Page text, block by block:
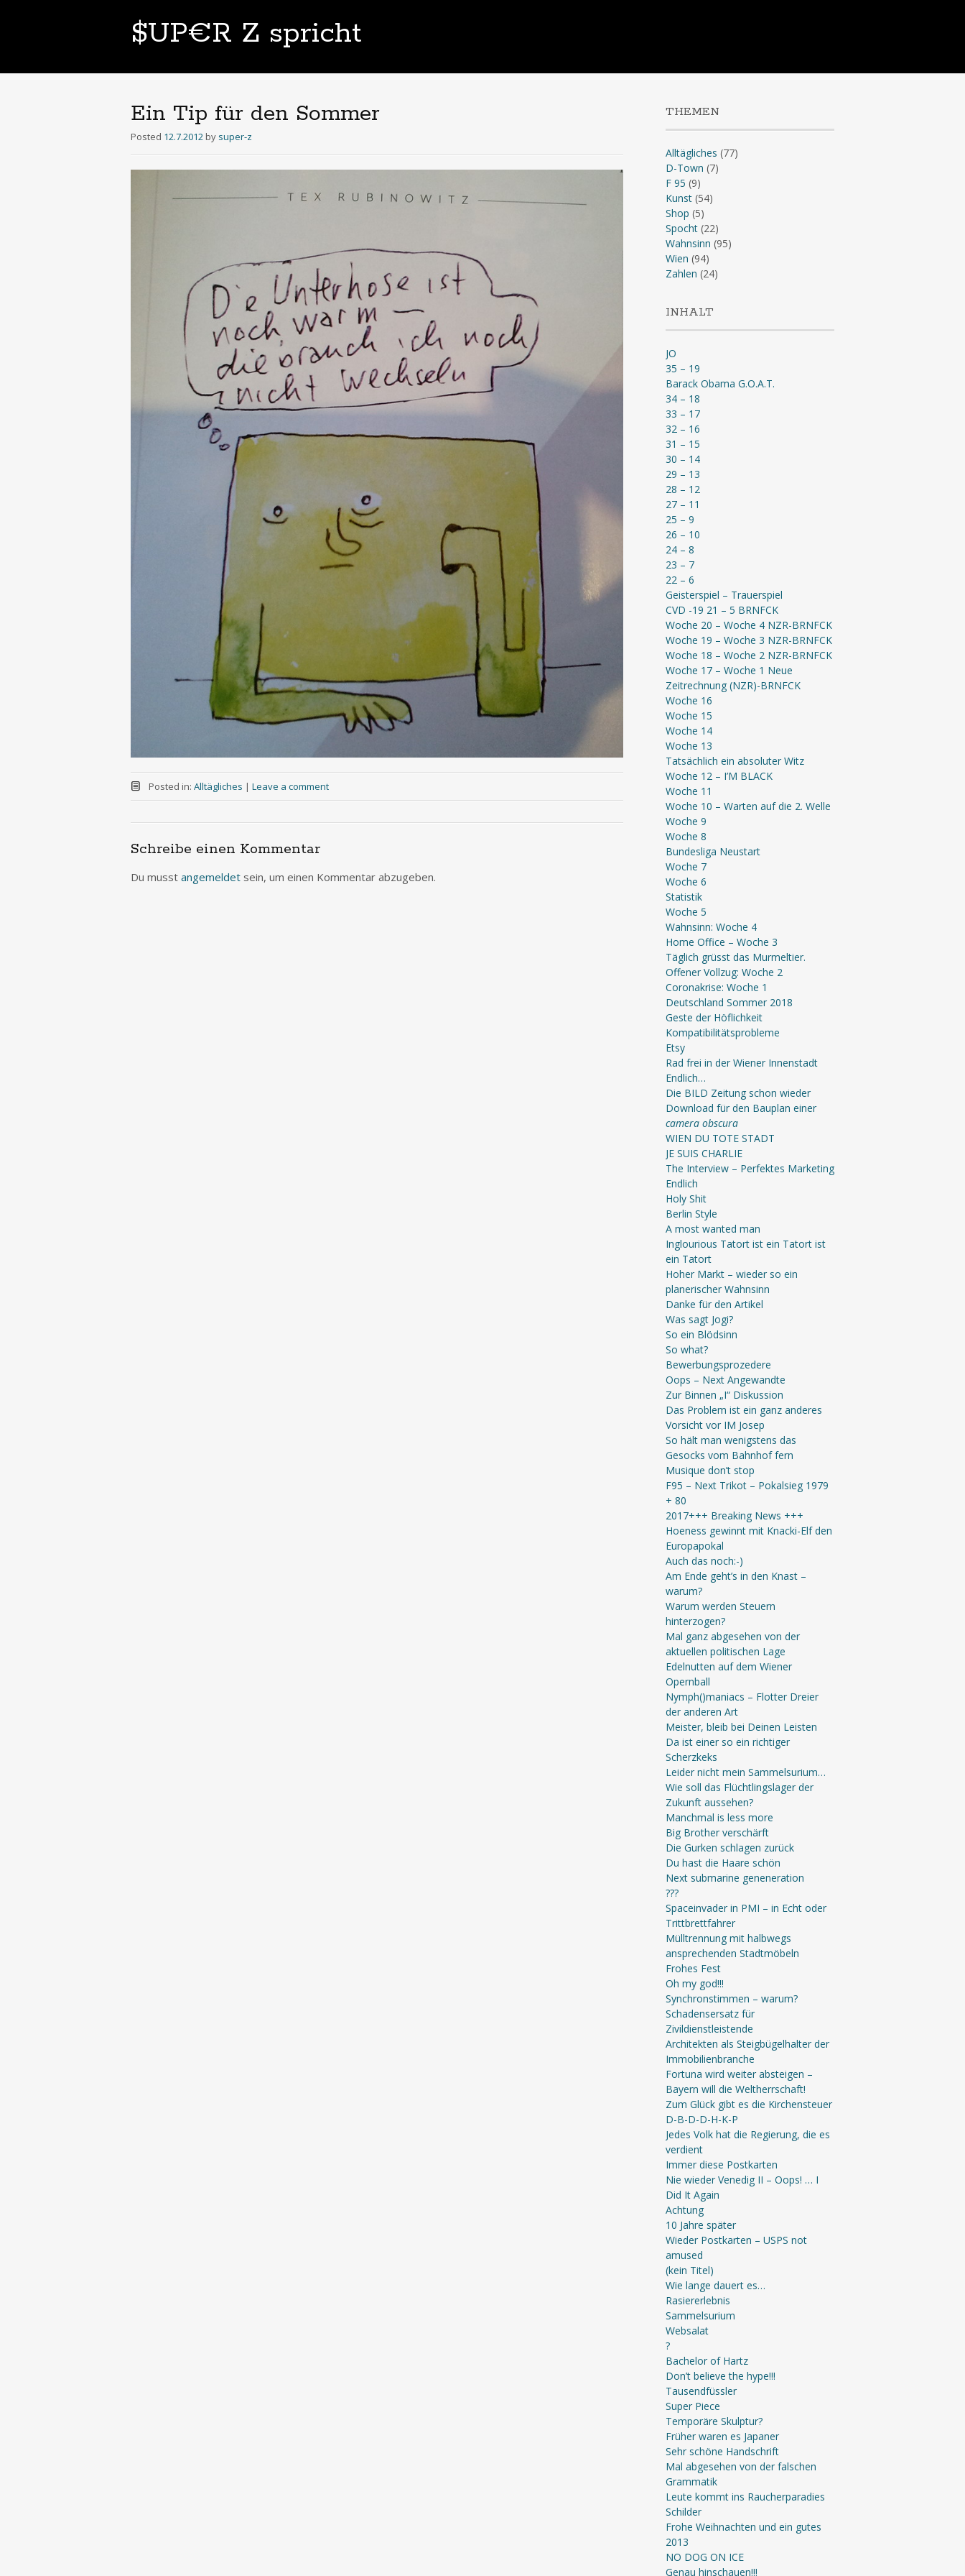
$UP€R Z spricht
content
Ein Tip für den Sommer
Posted 12.7.2012 by super-z
Posted in: Alltägliches | Leave a comment
Schreibe einen Kommentar
Du musst angemeldet sein, um einen Kommentar abzugeben.
THEMEN
Alltägliches (77)
D-Town (7)
F 95 (9)
Kunst(54)
Shop (5)
Spocht(22)
Wahnsinn (95)
Wien (94)
Zahlen (24)
INHALT
JO
35 – 19
Barack Obama G.O.A.T.
34 – 18
33 – 17
32 – 16
31 – 15
30 – 14
29 – 13
28 – 12
27 – 11
25 – 9
26 – 10
24 – 8
23 – 7
22 – 6
Geisterspiel – Trauerspiel
CVD -19 21 – 5 BRNFCK
Woche 20 – Woche 4 NZR-BRNFCK
Woche 19 – Woche 3 NZR-BRNFCK
Woche 18 – Woche 2 NZR-BRNFCK
Woche 17 – Woche 1 Neue
Zeitrechnung (NZR)-BRNFCK
Woche 16
Woche 15
Woche 14
Woche 13
Tatsächlich ein absoluter Witz
Woche 12 – I’M BLACK
Woche 11
Woche 10 – Warten auf die 2. Welle
Woche 9
Woche 8
Bundesliga Neustart
Woche 7
Woche 6
Statistik
Woche 5
Wahnsinn: Woche 4
Home Office – Woche 3
Täglich grüsst das Murmeltier.
Offener Vollzug: Woche 2
Coronakrise: Woche 1
Deutschland Sommer 2018
Geste der Höflichkeit
Kompatibilitätsprobleme
Etsy
Rad frei in der Wiener Innenstadt
Endlich…
Die BILD Zeitung schon wieder
Download für den Bauplan einer
camera obscura
WIEN DU TOTE STADT
JE SUIS CHARLIE
The Interview – Perfektes Marketing
Endlich
Holy Shit
Berlin Style
A most wanted man
Inglourious Tatort ist ein Tatort ist
ein Tatort
Hoher Markt – wieder so ein
planerischer Wahnsinn
Danke für den Artikel
Was sagt Jogi?
So ein Blödsinn
So what?
Bewerbungsprozedere
Oops – Next Angewandte
Zur Binnen „I“ Diskussion
Das Problem ist ein ganz anderes
Vorsicht vor IM Josep
So hält man wenigstens das
Gesocks vom Bahnhof fern
Musique don’t stop
F95 – Next Trikot – Pokalsieg 1979
+ 80
2017+++ Breaking News +++
Hoeness gewinnt mit Knacki-Elf den
Europapokal
Auch das noch:-)
Am Ende geht’s in den Knast –
warum?
Warum werden Steuern
hinterzogen?
Mal ganz abgesehen von der
aktuellen politischen Lage
Edelnutten auf dem Wiener
Opernball
Nymph()maniacs – Flotter Dreier
der anderen Art
Meister, bleib bei Deinen Leisten
Da ist einer so ein richtiger
Scherzkeks
Leider nicht mein Sammelsurium…
Wie soll das Flüchtlingslager der
Zukunft aussehen?
Manchmal is less more
Big Brother verschärft
Die Gurken schlagen zurück
Du hast die Haare schön
Next submarine geneneration
???
Spaceinvader in PMI – in Echt oder
Trittbrettfahrer
Mülltrennung mit halbwegs
ansprechenden Stadtmöbeln
Frohes Fest
Oh my god!!!
Synchronstimmen – warum?
Schadensersatz für
Zivildienstleistende
Architekten als Steigbügelhalter der
Immobilienbranche
Fortuna wird weiter absteigen –
Bayern will die Weltherrschaft!
Zum Glück gibt es die Kirchensteuer
D-B-D-D-H-K-P
Jedes Volk hat die Regierung, die es
verdient
Immer diese Postkarten
Nie wieder Venedig II – Oops! … I
Did It Again
Achtung
10 Jahre später
Wieder Postkarten – USPS not
amused
(kein Titel)
Wie lange dauert es…
Rasiererlebnis
Sammelsurium
Websalat
?
Bachelor of Hartz
Don’t believe the hype!!!
Tausendfüssler
Super Piece
Temporäre Skulptur?
Früher waren es Japaner
Sehr schöne Handschrift
Mal abgesehen von der falschen
Grammatik
Leute kommt ins Raucherparadies
Schilder
Frohe Weihnachten und ein gutes
2013
NO DOG ON ICE
Genau hinschauen!!!